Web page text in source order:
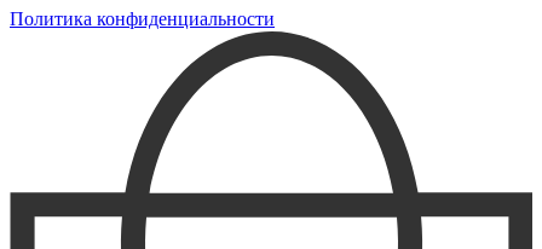
Политика конфиденциальности